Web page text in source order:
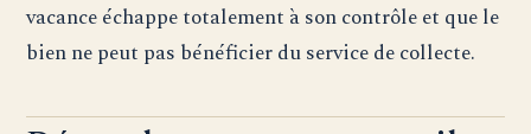
vacance échappe totalement à son contrôle et que le
bien ne peut pas bénéficier du service de collecte.